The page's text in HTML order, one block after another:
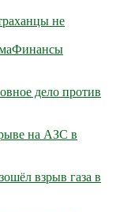
не
Финансы
дело против
на АЗС в
взрыв газа в